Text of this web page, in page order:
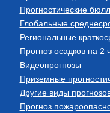
Прогностические
Глобальные
Региональные
Прогноз осадков на 2
Видеопрогнозы
Приземные
Другие виды
Прогноз